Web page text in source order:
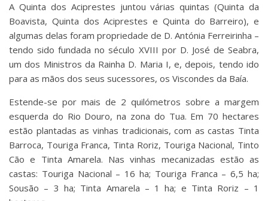
A Quinta dos Aciprestes juntou várias quintas (Quinta da
Boavista, Quinta dos Aciprestes e Quinta do Barreiro), e
algumas delas foram propriedade de D. Antónia Ferreirinha –
tendo sido fundada no século XVIII por D. José de Seabra,
um dos Ministros da Rainha D. Maria I, e, depois, tendo ido
para as mãos dos seus sucessores, os Viscondes da Baía.
Estende-se por mais de 2 quilómetros sobre a margem
esquerda do Rio Douro, na zona do Tua. Em 70 hectares
estão plantadas as vinhas tradicionais, com as castas Tinta
Barroca, Touriga Franca, Tinta Roriz, Touriga Nacional, Tinto
Cão e Tinta Amarela. Nas vinhas mecanizadas estão as
castas: Touriga Nacional – 16 ha; Touriga Franca – 6,5 ha;
Sousão – 3 ha; Tinta Amarela – 1 ha; e Tinta Roriz – 1